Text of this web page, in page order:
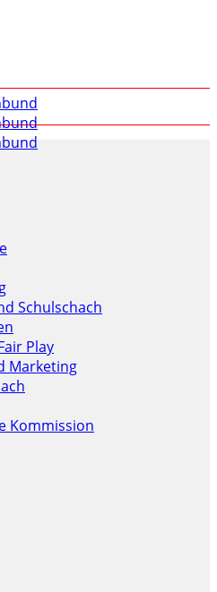
Schulschach
Play
Marketing
Kommission